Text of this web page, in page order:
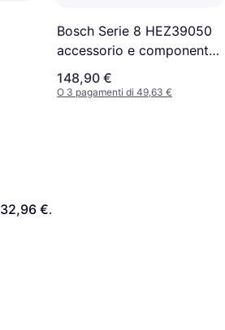
Bosch Serie 8 HEZ39050
accessorio e componente
per piano cottura
148,90 €
O 3 pagamenti di 49,63 €
32,96 €.